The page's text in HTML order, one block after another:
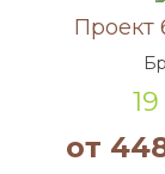
Проект
от